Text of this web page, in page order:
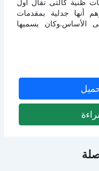
أنها جدلية بمقدمات
الأساس.وكان يسميها